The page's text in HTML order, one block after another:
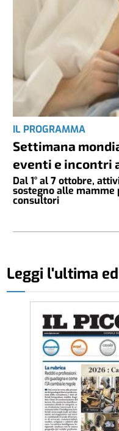
IL PROGRAMMA
Settimana
eventi e incontri
Dal 1° al 7 ottobre,
sostegno alle mamme
consultori
Leggi l'ultima